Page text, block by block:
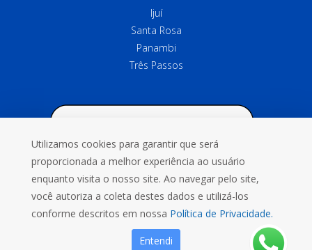
Ijuí
Santa Rosa
Panambi
Três Passos
Utilizamos cookies para garantir que será
proporcionada a melhor experiência ao usuário
enquanto visita o nosso site. Ao navegar pelo site,
você autoriza a coleta destes dados e utilizá-los
conforme descritos em nossa Política de Privacidade.
Entendi